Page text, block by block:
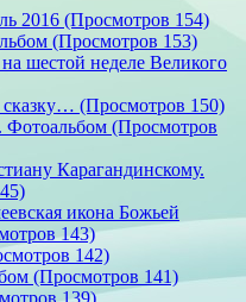
2016 (Просмотров 154)
(Просмотров 153)
шестой неделе Великого
(Просмотров 150)
Фотоальбом (Просмотров
Карагандинскому.
икона Божьей
143)
142)
(Просмотров 141)
139)